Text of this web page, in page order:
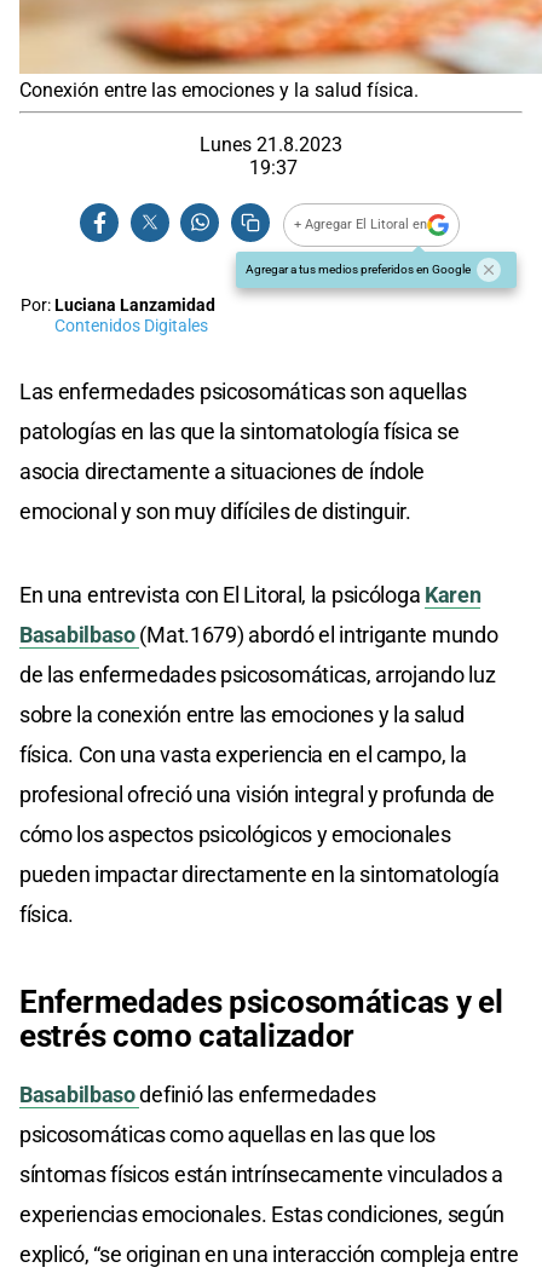
Conexión entre las emociones y la salud física.
Lunes 21.8.2023
19:37
+ Agregar El Litoral en
Agregar a tus medios preferidos en Google
Por:Luciana Lanzamidad
Contenidos Digitales
Las enfermedades psicosomáticas son aquellas
patologías en las que la sintomatología física se
asocia directamente a situaciones de índole
emocional y son muy difíciles de distinguir.
En una entrevista con El Litoral, la psicóloga Karen
Basabilbaso(Mat.1679) abordó el intrigante mundo
de las enfermedades psicosomáticas, arrojando luz
sobre la conexión entre las emociones y la salud
física. Con una vasta experiencia en el campo, la
profesional ofreció una visión integral y profunda de
cómo los aspectos psicológicos y emocionales
pueden impactar directamente en la sintomatología
física.
Enfermedades psicosomáticas y el
estrés como catalizador
Basabilbasodefinió las enfermedades
psicosomáticas como aquellas en las que los
síntomas físicos están intrínsecamente vinculados a
experiencias emocionales. Estas condiciones, según
explicó, “se originan en una interacción compleja entre